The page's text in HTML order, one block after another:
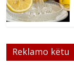
Reklamo këtu